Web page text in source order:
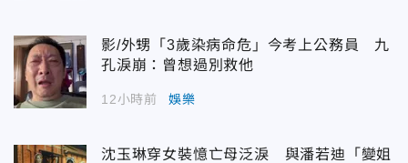
影/外甥「3歲染病命危」今考上公務員 九
孔淚崩：曾想過別救他
12小時前 娛樂
沈玉琳穿女裝憶亡母泛淚 與潘若迪「變姐